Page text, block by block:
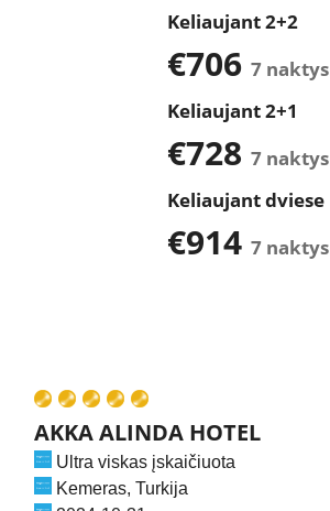
Keliaujant 2+2
€706 7 naktys
Keliaujant 2+1
€728 7 naktys
Keliaujant dviese
€914 7 naktys
AKKA ALINDA HOTEL
Ultra viskas įskaičiuota
Kemeras, Turkija